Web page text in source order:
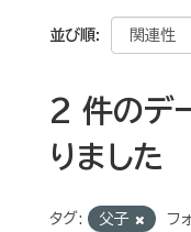
並び順
2 件のデ
りました
タグ: 父子 フ